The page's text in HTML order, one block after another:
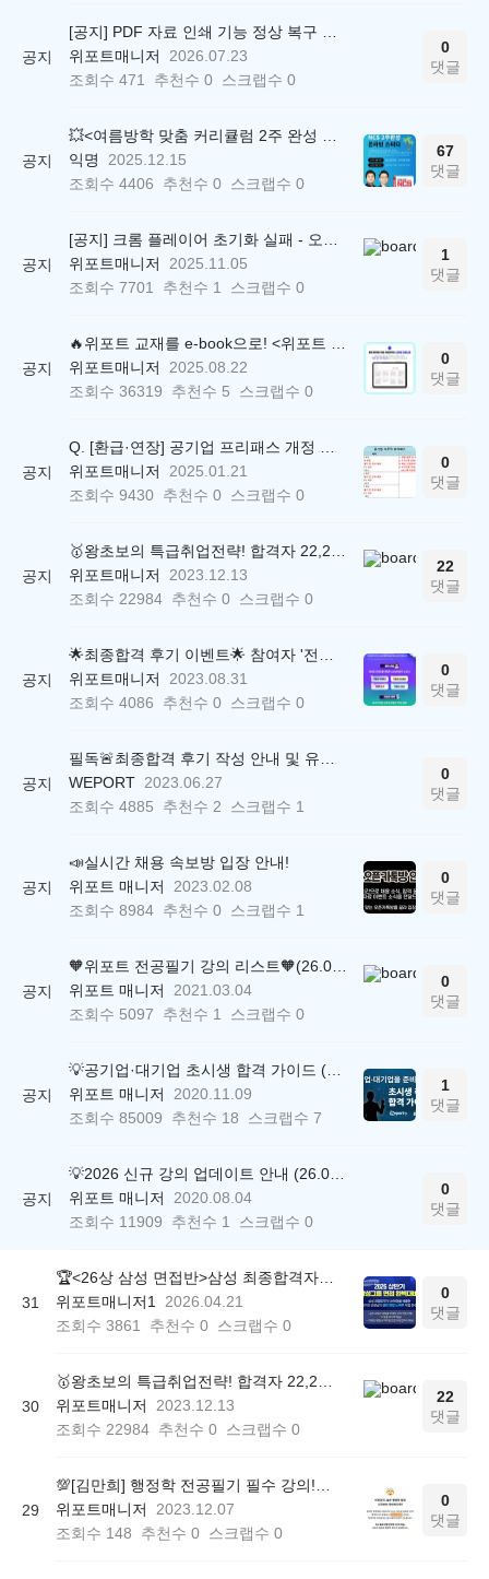
공지
위포트매니저
2026.07.23
조회수 471 추천수 0 스크랩수 0
0
댓글
공지
익명
2025.12.15
조회수 4406 추천수 0 스크랩수 0
67
댓글
공지
위포트매니저
2025.11.05
조회수 7701 추천수 1 스크랩수 0
1
댓글
공지
위포트매니저
2025.08.22
조회수 36319 추천수 5 스크랩수 0
0
댓글
공지
위포트매니저
2025.01.21
조회수 9430 추천수 0 스크랩수 0
0
댓글
공지
위포트매니저
2023.12.13
조회수 22984 추천수 0 스크랩수 0
22
댓글
공지
위포트매니저
2023.08.31
조회수 4086 추천수 0 스크랩수 0
0
댓글
공지
WEPORT 2023.06.27
조회수 4885 추천수 2 스크랩수 1
0
댓글
공지
📣실시간 채용 속보방 입장 안내!
위포트 매니저
2023.02.08
조회수 8984 추천수 0 스크랩수 1
0
댓글
공지
위포트 매니저
2021.03.04
조회수 5097 추천수 1 스크랩수 0
0
댓글
공지
위포트 매니저
2020.11.09
조회수 85009 추천수 18 스크랩수 7
1
댓글
공지
위포트 매니저
2020.08.04
조회수 11909 추천수 1 스크랩수 0
0
댓글
31
위포트매니저1
2026.04.21
조회수 3861 추천수 0 스크랩수 0
0
댓글
30
위포트매니저
2023.12.13
조회수 22984 추천수 0 스크랩수 0
22
댓글
29
위포트매니저
2023.12.07
조회수 148 추천수 0 스크랩수 0
0
댓글